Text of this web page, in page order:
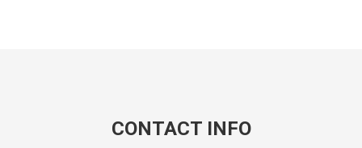
CONTACT INFO